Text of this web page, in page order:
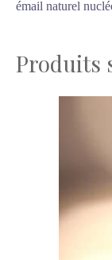
émail naturel
Produits